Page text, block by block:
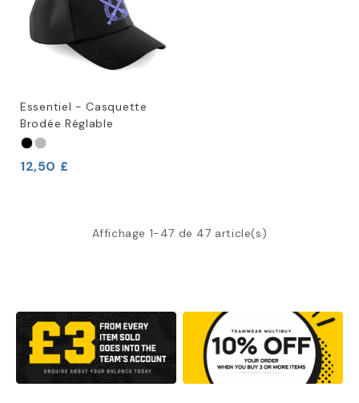
Essentiel - Casquette
Brodée Réglable
12,50 £
Affichage 1-47 de 47 article(s)